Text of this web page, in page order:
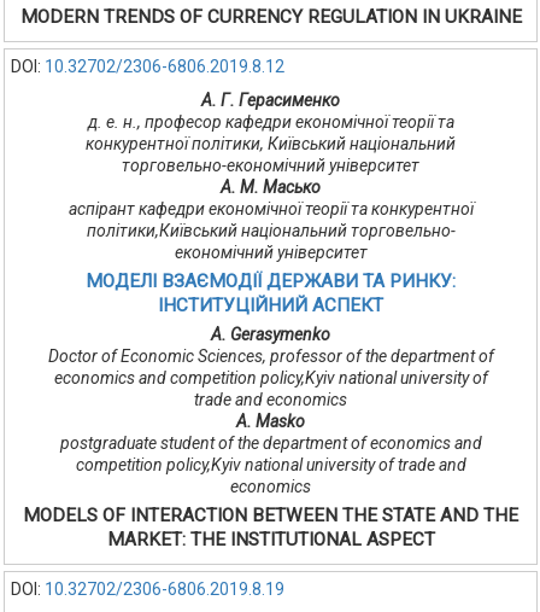
MODERN TRENDS OF CURRENCY REGULATION IN UKRAINE
DOI: 10.32702/2306-6806.2019.8.12
А. Г. Герасименко
д. е. н., професор кафедри економічної теорії та
конкурентної політики, Київський національний
торговельно-економічний університет
А. М. Масько
аспірант кафедри економічної теорії та конкурентної
політики,Київський національний торговельно-
економічний університет
МОДЕЛІ ВЗАЄМОДІЇ ДЕРЖАВИ ТА РИНКУ:
ІНСТИТУЦІЙНИЙ АСПЕКТ
A. Gerasymenko
Doctor of Economic Sciences, professor of the department of
economics and competition policy,Kyiv national university of
trade and economics
А. Masko
postgraduate student of the department of economics and
competition policy,Kyiv national university of trade and
economics
MODELS OF INTERACTION BETWEEN THE STATE AND THE
MARKET: THE INSTITUTIONAL ASPECT
DOI: 10.32702/2306-6806.2019.8.19